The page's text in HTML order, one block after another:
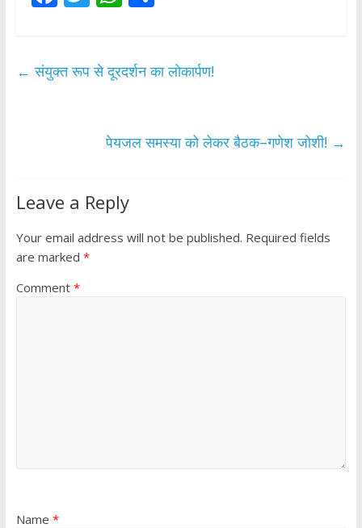
b er s
p
e
← संयुक्त रूप से दूरदर्शन का लोकार्पण!
पेयजल समस्या को लेकर बैठक–गणेश जोशी! →
Leave a Reply
Your email address will not be published. Required fields
are marked *
Comment *
Name *